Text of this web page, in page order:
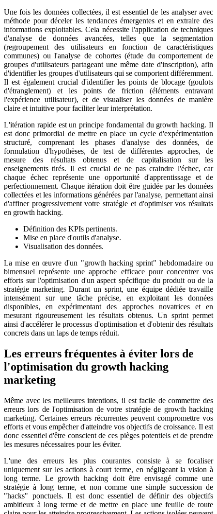
Une fois les données collectées, il est essentiel de les analyser avec
méthode pour déceler les tendances émergentes et en extraire des
informations exploitables. Cela nécessite l'application de techniques
d'analyse de données avancées, telles que la segmentation
(regroupement des utilisateurs en fonction de caractéristiques
communes) ou l'analyse de cohortes (étude du comportement de
groupes d'utilisateurs partageant une même date d'inscription), afin
d'identifier les groupes d'utilisateurs qui se comportent différemment.
Il est également crucial d'identifier les points de blocage (goulots
d'étranglement) et les points de friction (éléments entravant
l'expérience utilisateur), et de visualiser les données de manière
claire et intuitive pour faciliter leur interprétation.
L'itération rapide est un principe fondamental du growth hacking. Il
est donc primordial de mettre en place un cycle d'expérimentation
structuré, comprenant les phases d'analyse des données, de
formulation d'hypothèses, de test de différentes approches, de
mesure des résultats obtenus et de capitalisation sur les
enseignements tirés. Il est crucial de ne pas craindre l'échec, car
chaque échec représente une opportunité d'apprentissage et de
perfectionnement. Chaque itération doit être guidée par les données
collectées et les informations générées par l'analyse, permettant ainsi
d'affiner progressivement votre stratégie et d'optimiser vos résultats
en growth hacking.
Définition des KPIs pertinents.
Mise en place d'outils d'analyse.
Visualisation des données.
La mise en œuvre d'un "growth hacking sprint" hebdomadaire ou
bimensuel représente une approche efficace pour concentrer vos
efforts sur l'optimisation d'un aspect spécifique du produit ou de la
stratégie marketing. Durant un sprint, une équipe dédiée travaille
intensément sur une tâche précise, en exploitant les données
disponibles, en expérimentant des approches novatrices et en
mesurant rigoureusement les résultats obtenus. Un sprint permet
ainsi d'accélérer le processus d'optimisation et d'obtenir des résultats
concrets dans un laps de temps réduit.
Les erreurs fréquentes à éviter lors de
l'optimisation du growth hacking
marketing
Même avec les meilleures intentions, il est facile de commettre des
erreurs lors de l'optimisation de votre stratégie de growth hacking
marketing. Certaines erreurs récurrentes peuvent compromettre vos
efforts et vous empêcher d'atteindre vos objectifs de croissance. Il est
donc essentiel d'être conscient de ces pièges potentiels et de prendre
les mesures nécessaires pour les éviter.
L'une des erreurs les plus courantes consiste à se focaliser
uniquement sur les actions à court terme, en négligeant la vision à
long terme. Le growth hacking doit être envisagé comme une
stratégie à long terme, et non comme une simple succession de
"hacks" ponctuels. Il est donc essentiel de définir des objectifs
ambitieux à long terme et de mettre en place une feuille de route